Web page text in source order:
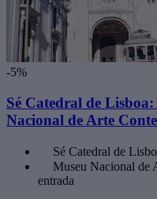
-5%
Sé Catedral de
Nacional de Arte
Sé Catedral de
Museu Nacional de
entrada